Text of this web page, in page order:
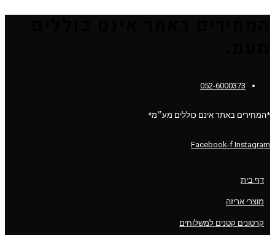
052-6000373
*המחירים באתר אינם כוללים מע״מ*
Facebook-f Instagram
דף בית
מוצרי אריזה
קרטונים קטנים למשלוחים